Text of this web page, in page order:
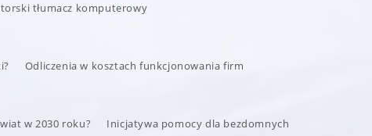
tłumacz komputerowy
Odliczenia w kosztach funkcjonowania firm
w 2030 roku? Inicjatywa pomocy dla bezdomnych